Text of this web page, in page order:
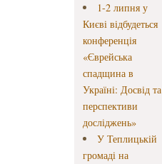
1-2 липня у
Києві відбудеться
конференція
«Єврейська
спадщина в
Україні: Досвід та
перспективи
досліджень»
У Теплицькій
громаді на